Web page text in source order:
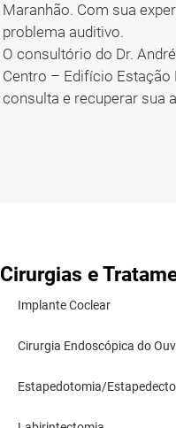
Maranhão. Com sua
problema auditivo.
O consultório do Dr.
Centro – Edifício Estação
consulta e recuperar sua
Cirurgias e
Implante Coclear
Cirurgia Endoscópica do
Estapedotomia/